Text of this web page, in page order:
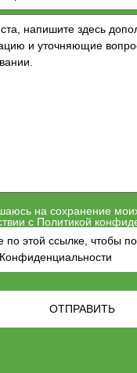
на сохранение
с Политикой
по этой ссылке, чтобы